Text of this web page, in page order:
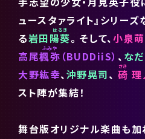
ュースタァライト』シリー
る岩田陽葵。 そして、小泉
高尾楓弥 （BUDDiiS）、 な
大野紘幸、沖野晃司、 碕 理
スト陣が集結！
舞台版オリジナル楽曲も加